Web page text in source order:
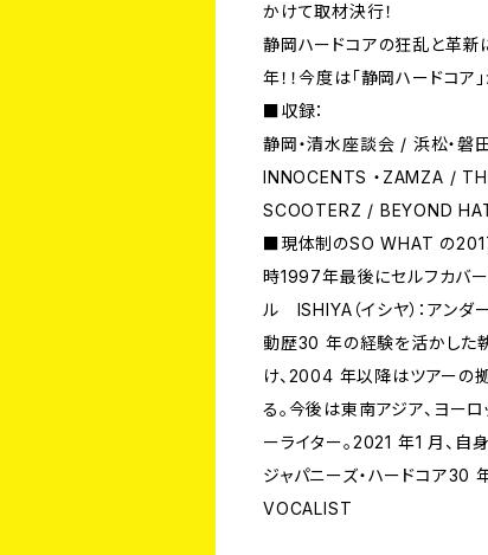
かけて取材決行！
静岡ハードコアの狂乱と革新
年！！今度は「静岡ハードコア
■収録：
静岡・清水座談会 / 浜松・
INNOCENTS ・ZAMZA /
SCOOTERZ / BEYOND
■現体制のSO WHAT の
時1997年最後にセルフカバ
ル ISHIYA（イシヤ）：アンダ
動歴30 年の経験を活かした
け、2004 年以降はツアーの
る。今後は東南アジア、ヨー
ーライター。2021 年1 月、
ジャパニーズ・ハードコア30
VOCALIST